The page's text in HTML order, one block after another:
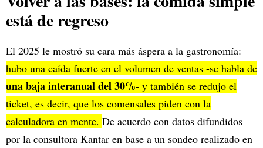
está de regreso
El 2025 le mostró su cara más áspera a la gastronomía:
hubo una caída fuerte en el volumen de ventas -se habla de
una baja interanual del 30%- y también se redujo el
ticket, es decir, que los comensales piden con la
calculadora en mente. De acuerdo con datos difundidos
por la consultora Kantar en base a un sondeo realizado en